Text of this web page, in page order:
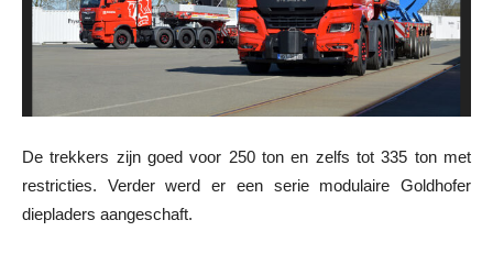
De trekkers zijn goed voor 250 ton en zelfs tot 335 ton met
restricties. Verder werd er een serie modulaire Goldhofer
diepladers aangeschaft.